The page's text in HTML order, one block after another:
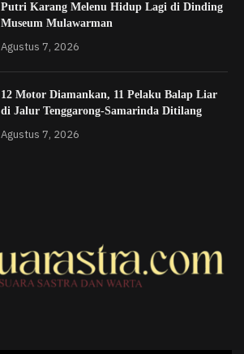
Putri Karang Melenu Hidup Lagi di Dinding
Museum Mulawarman
Agustus 7, 2026
12 Motor Diamankan, 11 Pelaku Balap Liar
di Jalur Tenggarong-Samarinda Ditilang
Agustus 7, 2026